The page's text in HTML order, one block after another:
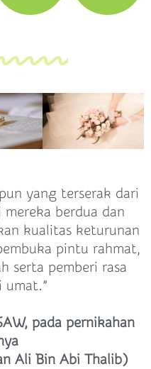
yang terserak dari
berdua dan
kualitas keturunan
pintu rahmat,
serta pemberi rasa
umat.”
pada pernikahan
Ali Bin Abi Thalib)